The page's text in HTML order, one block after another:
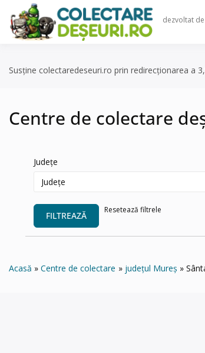
content
dezvoltat
Susține colectaredeseuri.ro prin redirecționarea a
Centre de colectare
Județe
FILTREAZĂ
Resetează filtrele
Acasă Centre de colectare județul Mureș